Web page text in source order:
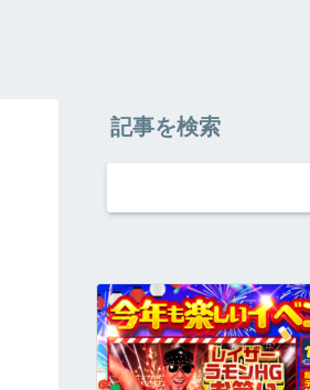
記事を検索